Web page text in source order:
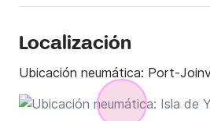
Localización
Ubicación neumática: Port-